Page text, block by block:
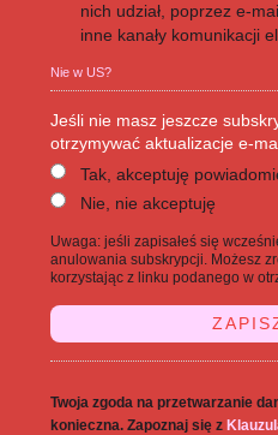
nich udział, poprzez e-
inne kanały komunikacji
Nie wUS?
Jeśli nie masz jeszcze
otrzymywać aktualizacje e-
Tak, akceptuję
Nie, nie akceptuję
Uwaga: jeśli zapisałeś się
anulowania subskrypcji. Możesz
korzystając z linku podanego w
Twoja zgoda na przetwarzanie
konieczna. Zapoznaj się z